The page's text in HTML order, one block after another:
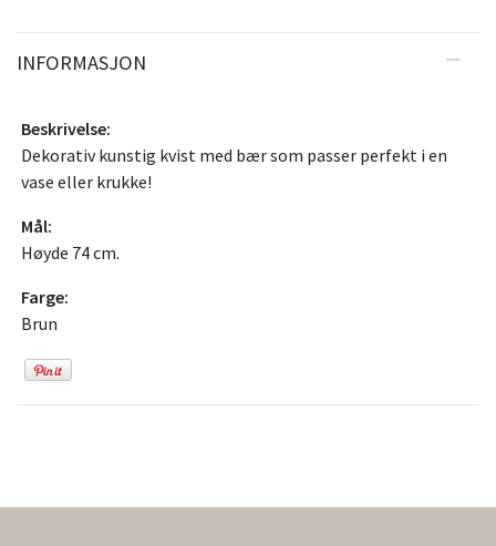
INFORMASJON
Beskrivelse:
Dekorativ kunstig kvist med bær som passer perfekt i en
vase eller krukke!
Mål:
Høyde 74 cm.
Farge:
Brun